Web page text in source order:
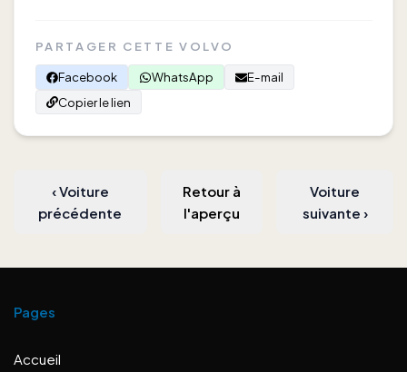
PARTAGER CETTE VOLVO
Facebook
WhatsApp
E-mail
Copier le lien
‹Voiture
précédente
Retour à
l'aperçu
Voiture
suivante ›
Pages
Accueil